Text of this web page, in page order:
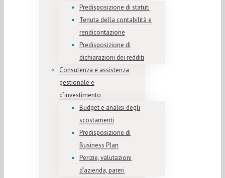
Predisposizione di statuti
Tenuta della contabilità e
rendicontazione
Predisposizione di
dichiarazioni dei redditi
Consulenza e assistenza
gestionale e
d’investimento
Budget e analisi degli
scostamenti
Predisposizione di
Business Plan
Perizie, valutazioni
d’azienda, pareri